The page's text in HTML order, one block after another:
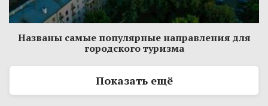
Названы самые популярные направления для
городского туризма
Показать ещё